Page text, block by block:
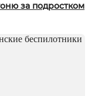
за подростком